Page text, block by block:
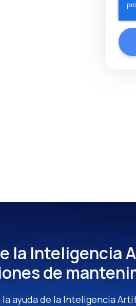
la Inteligencia
de
ayuda de la Inteligencia